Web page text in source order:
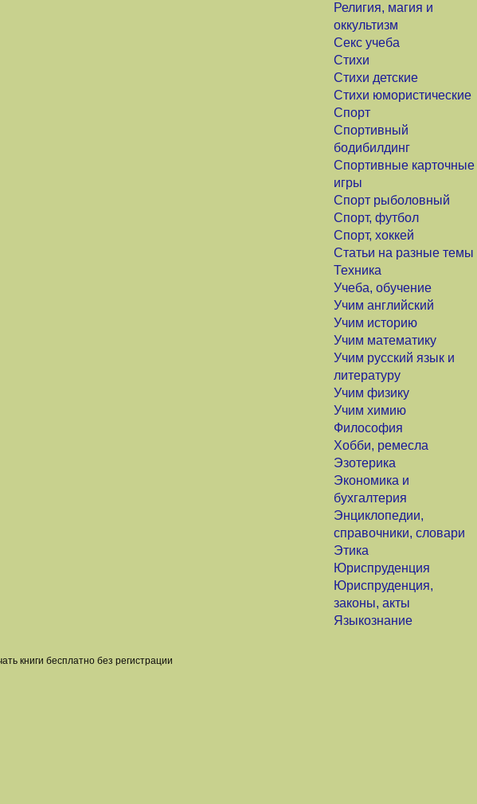
Религия, магия и
оккультизм
Секс учеба
Стихи
Стихи детские
Стихи юмористические
Спорт
Спортивный
бодибилдинг
Спортивные карточные
игры
Спорт рыболовный
Спорт, футбол
Спорт, хоккей
Статьи на разные темы
Техника
Учеба, обучение
Учим английский
Учим историю
Учим математику
Учим русский язык и
литературу
Учим физику
Учим химию
Философия
Хобби, ремесла
Эзотерика
Экономика и
бухгалтерия
Энциклопедии,
справочники, словари
Этика
Юриспруденция
Юриспруденция,
законы, акты
Языкознание
книги бесплатно без регистрации